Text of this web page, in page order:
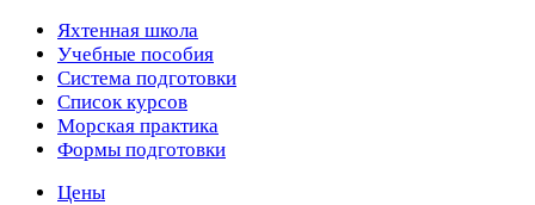
Яхтенная школа
Учебные пособия
Cистема подготовки
Список курсов
Морская практика
Формы подготовки
Цены